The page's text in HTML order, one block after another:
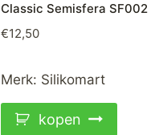
Classic Semisfera SF002
€12,50
Merk: Silikomart
kopen